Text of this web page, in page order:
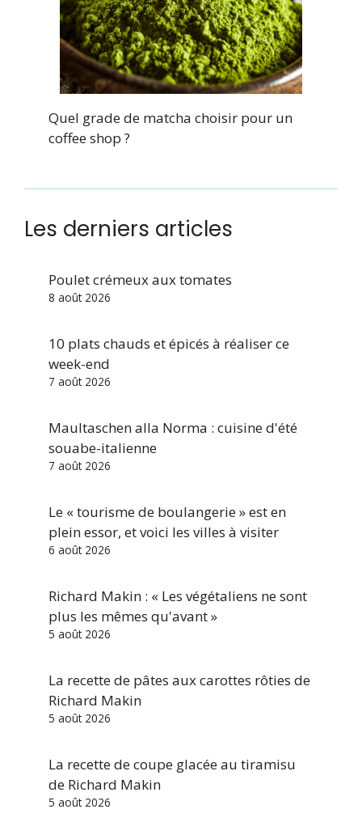
Quel grade de matcha choisir pour un
coffee shop ?
Les derniers articles
Poulet crémeux aux tomates
8 août 2026
10 plats chauds et épicés à réaliser ce
week-end
7 août 2026
Maultaschen alla Norma : cuisine d'été
souabe-italienne
7 août 2026
Le « tourisme de boulangerie » est en
plein essor, et voici les villes à visiter
6 août 2026
Richard Makin : « Les végétaliens ne sont
plus les mêmes qu'avant »
5 août 2026
La recette de pâtes aux carottes rôties de
Richard Makin
5 août 2026
La recette de coupe glacée au tiramisu
de Richard Makin
5 août 2026